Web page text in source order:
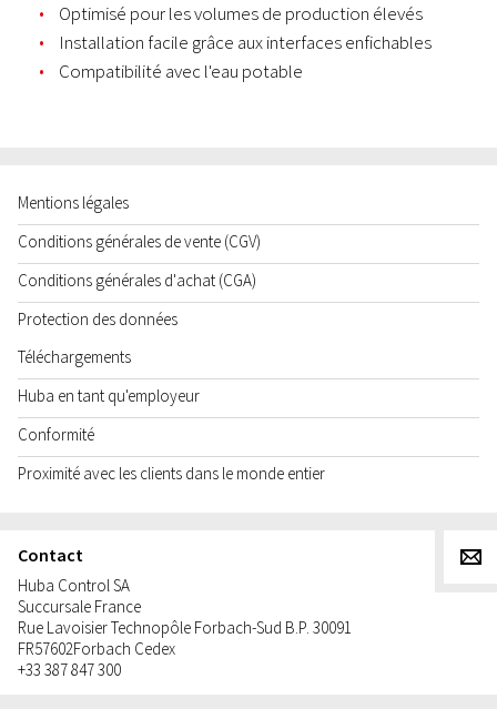
Optimisé pour les volumes de production élevés
Installation facile grâce aux interfaces enfichables
Compatibilité avec l'eau potable
Mentions légales
Conditions générales de vente (CGV)
Conditions générales d'achat (CGA)
Protection des données
Téléchargements
Huba en tant qu'employeur
Conformité
Proximité avec les clients dans le monde entier
Contact
Huba Control SA
Succursale France
Rue Lavoisier Technopôle Forbach-Sud B.P. 30091
FR57602Forbach Cedex
+33 387 847 300
g